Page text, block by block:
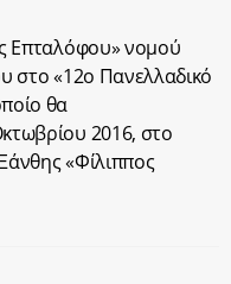
Επταλόφου» νομού
στο «12ο Πανελλαδικό
θα
2016, στο
«Φίλιππος